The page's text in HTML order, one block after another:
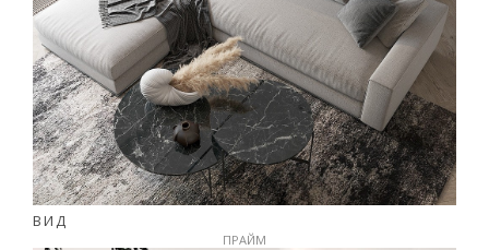
ВИД
ПРАЙМ